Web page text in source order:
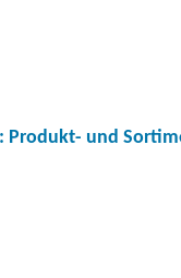
Produkt- und